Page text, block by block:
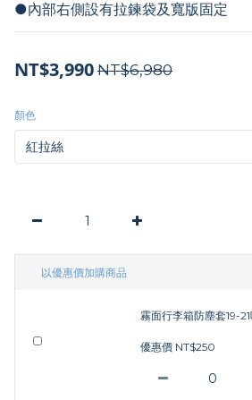
●內部右側設有拉鍊袋及寬版固定
NT$3,990 NT$6,980
顏色
以優惠價加購商品
霧面行李箱防塵套19-
優惠價 NT$250